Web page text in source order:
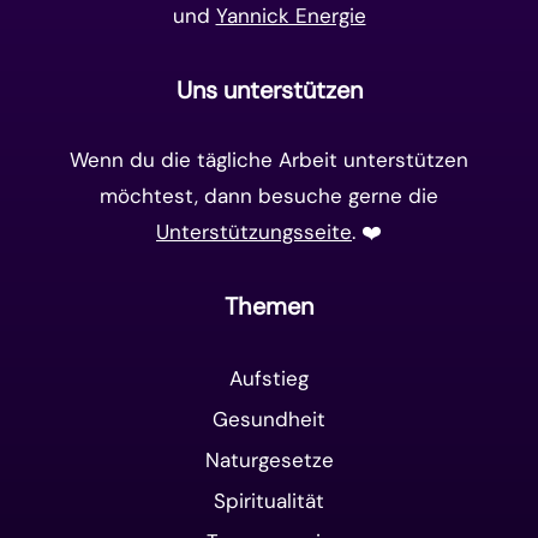
und Yannick Energie
Uns unterstützen
Wenn du die tägliche Arbeit unterstützen
möchtest, dann besuche gerne die
Unterstützungsseite. ❤️️
Themen
Aufstieg
Gesundheit
Naturgesetze
Spiritualität